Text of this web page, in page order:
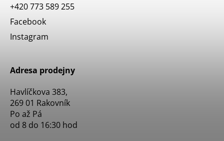
+420 773 589 255
Facebook
Instagram
Adresa prodejny
Havlíčkova 383,
269 01 Rakovník
Po až Pá
od 8 do 16:30 hod